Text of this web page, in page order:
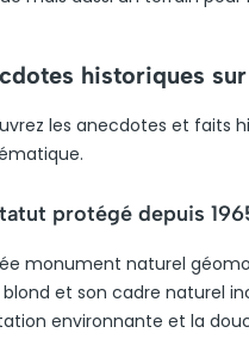
historiques
les anecdotes et faits
protégé depuis
monument naturel
et son cadre naturel
environnante et la